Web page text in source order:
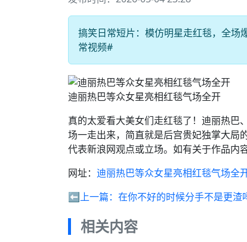
搞笑日常短片：模仿明星走红毯，全
常视频#
迪丽热巴等众女星亮相红毯气场全开
真的太爱看大美女们走红毯了！迪丽热巴
场一走出来，简直就是后宫贵妃独掌大
代表新浪网观点或立场。如有关于作品内
网址： 迪丽热巴等众女星亮相红毯气场全
⬅️上一篇： 在你不好的时候分手不是更渣
相关内容